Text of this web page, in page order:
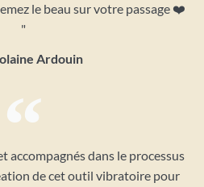
le beau sur votre passage ❤️
"
Ardouin
accompagnés dans le processus
de cet outil vibratoire pour